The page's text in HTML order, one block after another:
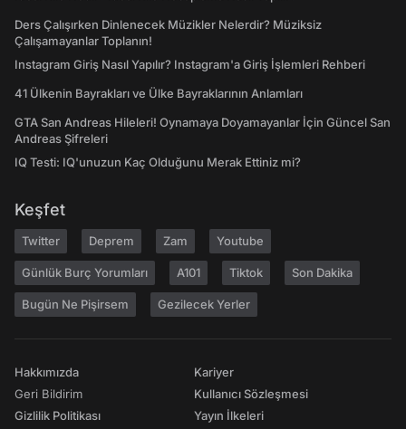
Ders Çalışırken Dinlenecek Müzikler Nelerdir? Müziksiz
Çalışamayanlar Toplanın!
Instagram Giriş Nasıl Yapılır? Instagram'a Giriş İşlemleri Rehberi
41 Ülkenin Bayrakları ve Ülke Bayraklarının Anlamları
GTA San Andreas Hileleri! Oynamaya Doyamayanlar İçin Güncel San
Andreas Şifreleri
IQ Testi: IQ'unuzun Kaç Olduğunu Merak Ettiniz mi?
Keşfet
Twitter Deprem Zam Youtube
Günlük Burç Yorumları A101 Tiktok Son Dakika
Bugün Ne Pişirsem Gezilecek Yerler
Hakkımızda
Geri Bildirim
Gizlilik Politikası
Kariyer
Kullanıcı Sözleşmesi
Yayın İlkeleri